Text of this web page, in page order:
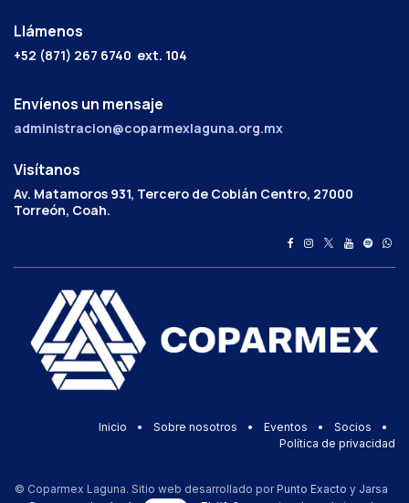
Llámenos
+52 (871) 267 6740 ext. 104
Envíenos un mensaje
administracion@coparmexlaguna.org.mx
Visítanos
Av. Matamoros 931, Tercero de Cobián Centro, 27000
Torreón, Coah.
Inicio • Sobre nosotros • Eventos • Socios
•
Política de privacidad
© Coparmex Laguna. Sitio web desarrollado por Punto Exacto y Jarsa